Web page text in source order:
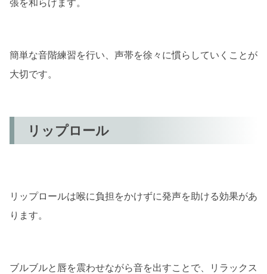
張を和らげます。
簡単な音階練習を行い、声帯を徐々に慣らしていくことが
大切です。
リップロール
リップロールは喉に負担をかけずに発声を助ける効果があ
ります。
ブルブルと唇を震わせながら音を出すことで、リラックス